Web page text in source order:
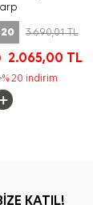
20 3.690,01TL
2.065,00 TL
20 indirim
KATIL!